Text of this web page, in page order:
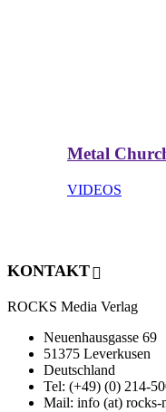
Metal
VIDEOS
KONTAKT
ROCKS Media Verlag
Neuenhausgasse 69
51375 Leverkusen
Deutschland
Tel: (+49) (0) 214-
Mail: info (at) rocks-